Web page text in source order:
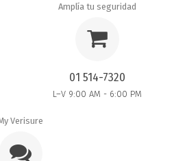
Amplía tu seguridad
01 514-7320
L–V 9:00 AM - 6:00 PM
Verisure